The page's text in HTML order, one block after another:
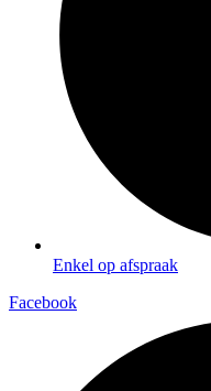
Enkel op afspraak
Facebook